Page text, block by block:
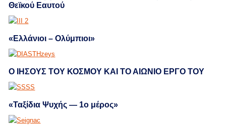
Θεϊκού Εαυτού
«Ελλάνιοι – Ολύμπιοι»
Ο ΙΗΣΟΥΣ ΤΟΥ ΚΟΣΜΟΥ ΚΑΙ ΤΟ ΑΙΩΝΙΟ ΕΡΓΟ ΤΟΥ
«Ταξίδια Ψυχής — 1ο μέρος»